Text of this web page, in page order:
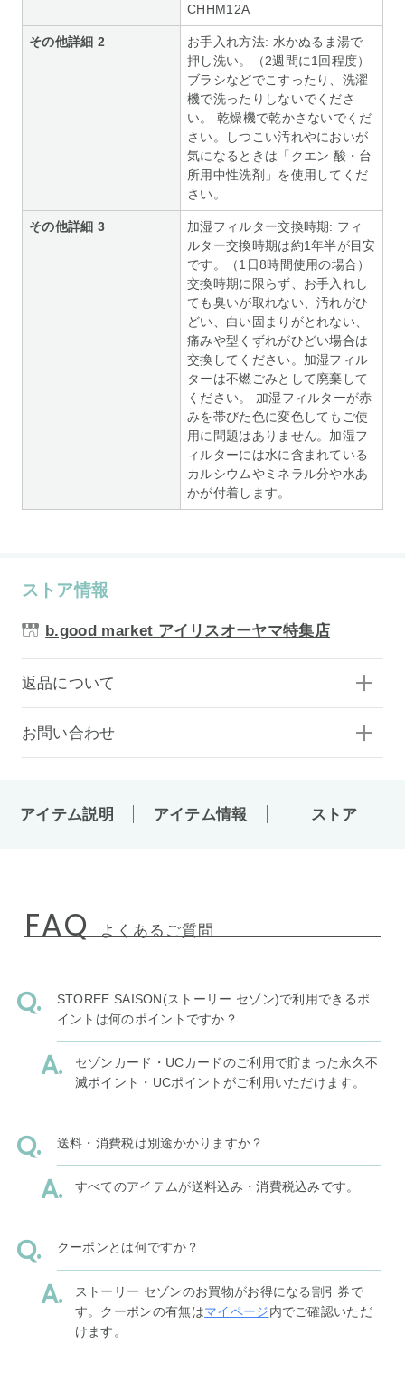
CHHM12A
その他詳細 2
お手入れ方法: 水かぬるま湯で
押し洗い。（2週間に1回程度）
ブラシなどでこすったり、洗濯
機で洗ったりしないでくださ
い。 乾燥機で乾かさないでくだ
さい。しつこい汚れやにおいが
気になるときは「クエン 酸・台
所用中性洗剤」を使用してくだ
さい。
その他詳細 3
加湿フィルター交換時期: フィ
ルター交換時期は約1年半が目安
です。（1日8時間使用の場合）
交換時期に限らず、お手入れし
ても臭いが取れない、汚れがひ
どい、白い固まりがとれない、
痛みや型くずれがひどい場合は
交換してください。加湿フィル
ターは不燃ごみとして廃棄して
ください。 加湿フィルターが赤
みを帯びた色に変色してもご使
用に問題はありません。加湿フ
ィルターには水に含まれている
カルシウムやミネラル分や水あ
かが付着します。
ストア情報
b.good market アイリスオーヤマ特集店
返品について
お問い合わせ
アイテム説明 アイテム情報 ストア
FAQ よくあるご質問
STOREE SAISON(ストーリー セゾン)で利用できるポ
イントは何のポイントですか？
セゾンカード・UCカードのご利用で貯まった永久不
滅ポイント・UCポイントがご利用いただけます。
送料・消費税は別途かかりますか？
すべてのアイテムが送料込み・消費税込みです。
クーポンとは何ですか？
ストーリー セゾンのお買物がお得になる割引券で
す。クーポンの有無はマイページ内でご確認いただ
けます。